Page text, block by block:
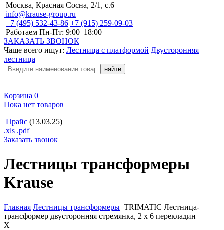
Москва, Красная Сосна, 2/1, с.6
info@krause-group.ru
+7 (495) 532-43-86 +7 (915) 259-09-03
Работаем Пн-Пт: 9:00–18:00
ЗАКАЗАТЬ ЗВОНОК
Чаще всего ищут: Лестница с платформой Двусторонняя
лестница
Корзина 0
Пока нет товаров
Прайс (13.03.25)
.xls .pdf
Заказать звонок
Лестницы трансформеры
Krause
Главная Лестницы трансформеры TRIMATIC Лестница-
трансформер двусторонняя стремянка, 2 х 6 перекладин
X